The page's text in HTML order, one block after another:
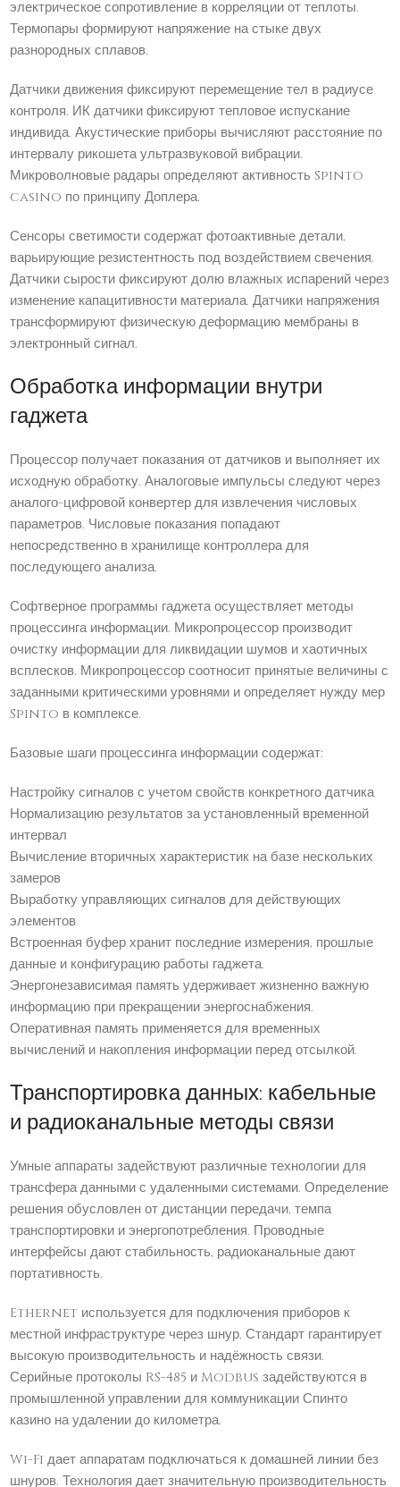
электрическое сопротивление в корреляции от теплоты.
Термопары формируют напряжение на стыке двух
разнородных сплавов.
Датчики движения фиксируют перемещение тел в радиусе
контроля. ИК датчики фиксируют тепловое испускание
индивида. Акустические приборы вычисляют расстояние по
интервалу рикошета ультразвуковой вибрации.
Микроволновые радары определяют активность Spinto
casino по принципу Доплера.
Сенсоры светимости содержат фотоактивные детали,
варьирующие резистентность под воздействием свечения.
Датчики сырости фиксируют долю влажных испарений через
изменение капацитивности материала. Датчики напряжения
трансформируют физическую деформацию мембраны в
электронный сигнал.
Обработка информации внутри
гаджета
Процессор получает показания от датчиков и выполняет их
исходную обработку. Аналоговые импульсы следуют через
аналого-цифровой конвертер для извлечения числовых
параметров. Числовые показания попадают
непосредственно в хранилище контроллера для
последующего анализа.
Софтверное программы гаджета осуществляет методы
процессинга информации. Микропроцессор производит
очистку информации для ликвидации шумов и хаотичных
всплесков. Микропроцессор соотносит принятые величины с
заданными критическими уровнями и определяет нужду мер
Spinto в комплексе.
Базовые шаги процессинга информации содержат:
Настройку сигналов с учетом свойств конкретного датчика
Нормализацию результатов за установленный временной
интервал
Вычисление вторичных характеристик на базе нескольких
замеров
Выработку управляющих сигналов для действующих
элементов
Встроенная буфер хранит последние измерения, прошлые
данные и конфигурацию работы гаджета.
Энергонезависимая память удерживает жизненно важную
информацию при прекращении энергоснабжения.
Оперативная память применяется для временных
вычислений и накопления информации перед отсылкой.
Транспортировка данных: кабельные
и радиоканальные методы связи
Умные аппараты задействуют различные технологии для
трансфера данными с удаленными системами. Определение
решения обусловлен от дистанции передачи, темпа
транспортировки и энергопотребления. Проводные
интерфейсы дают стабильность, радиоканальные дают
портативность.
Ethernet используется для подключения приборов к
местной инфраструктуре через шнур. Стандарт гарантирует
высокую производительность и надёжность связи.
Серийные протоколы RS-485 и Modbus задействуются в
промышленной управлении для коммуникации Спинто
казино на удалении до километра.
Wi-Fi дает аппаратам подключаться к домашней линии без
шнуров. Технология дает значительную производительность